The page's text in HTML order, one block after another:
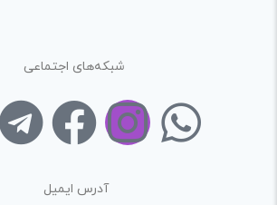
شبکه‌های اجتماعی
آدرس ایمیل